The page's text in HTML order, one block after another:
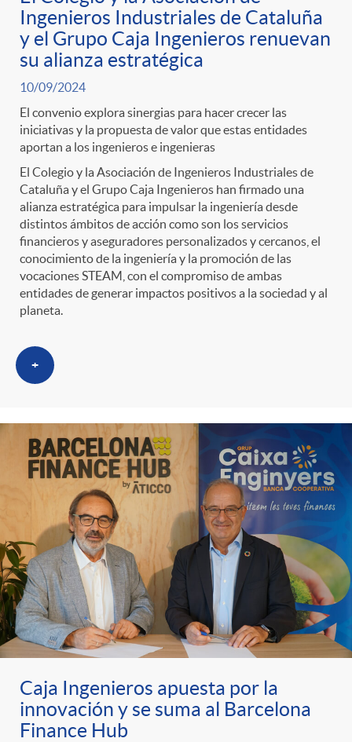
r
o
C
a
t
e
o
r
a
s
i
d
o
s
Ingenieros Industriales de Cataluña
y el Grupo Caja Ingenieros renuevan
su alianza estratégica
10/09/2024
El convenio explora sinergias para hacer crecer las
iniciativas y la propuesta de valor que estas entidades
aportan a los ingenieros e ingenieras
El Colegio y la Asociación de Ingenieros Industriales de
Cataluña y el Grupo Caja Ingenieros han firmado una
alianza estratégica para impulsar la ingeniería desde
distintos ámbitos de acción como son los servicios
financieros y aseguradores personalizados y cercanos, el
conocimiento de la ingeniería y la promoción de las
vocaciones STEAM, con el compromiso de ambas
entidades de generar impactos positivos a la sociedad y al
planeta.
+
Caja Ingenieros apuesta por la
innovación y se suma al Barcelona
Finance Hub